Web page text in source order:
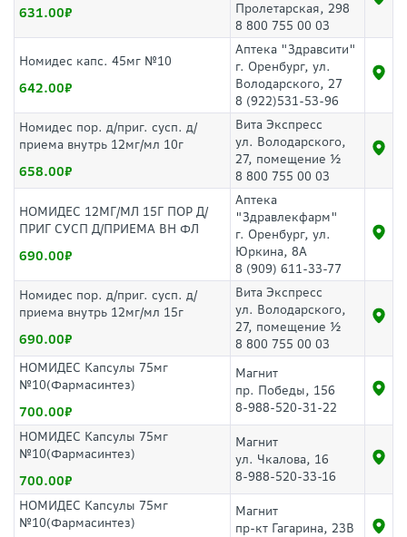
631.00
Пролетарская, 298
8 800 755 00 03
Номидес капс. 45мг №10
642.00
Аптека "Здравсити"
г. Оренбург, ул.
Володарского, 27
8 (922)531-53-96
Номидес пор. д/приг. сусп. д/
приема внутрь 12мг/мл 10г
658.00
Вита Экспресс
ул. Володарского,
27, помещение ½
8 800 755 00 03
НОМИДЕС 12МГ/МЛ 15Г ПОР Д/
ПРИГ СУСП Д/ПРИЕМА ВН ФЛ
690.00
Аптека
"Здравлекфарм"
г. Оренбург, ул.
Юркина, 8А
8 (909) 611-33-77
Номидес пор. д/приг. сусп. д/
приема внутрь 12мг/мл 15г
690.00
Вита Экспресс
ул. Володарского,
27, помещение ½
8 800 755 00 03
НОМИДЕС Капсулы 75мг
№10(Фармасинтез)
700.00
Магнит
пр. Победы, 156
8-988-520-31-22
НОМИДЕС Капсулы 75мг
№10(Фармасинтез)
700.00
Магнит
ул. Чкалова, 16
8-988-520-33-16
НОМИДЕС Капсулы 75мг
№10(Фармасинтез)
Магнит
пр-кт Гагарина, 23В